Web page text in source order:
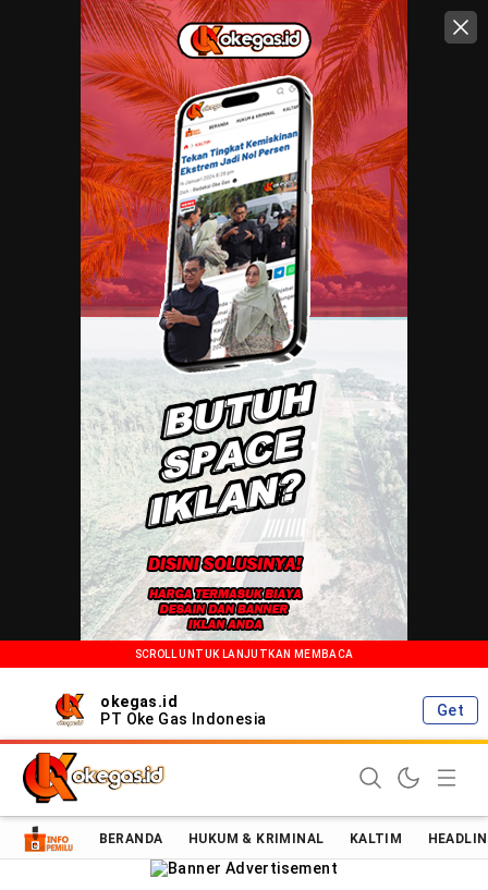
SCROLL UNTUK LANJUTKAN MEMBACA
okegas.id
PT Oke Gas Indonesia
Get
Oke Gas Indonesia | Energi Positif Informasi Terkini!
BERANDA HUKUM & KRIMINAL KALTIM